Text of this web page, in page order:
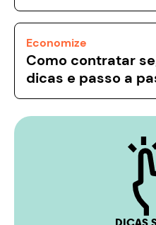
Economize
Como contratar
dicas e passo a
DICAS